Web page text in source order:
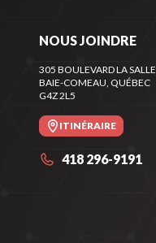
NOUS JOINDRE
305 BOULEVARD LA SALLE
BAIE-COMEAU , QUÉBEC
G4Z 2L5
ITINÉRAIRE
418 296-9191